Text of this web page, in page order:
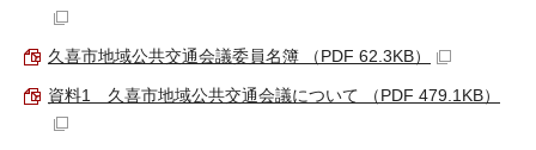
久喜市地域公共交通会議委員名簿 （PDF 62.3KB）
資料1 久喜市地域公共交通会議について （PDF 479.1KB）